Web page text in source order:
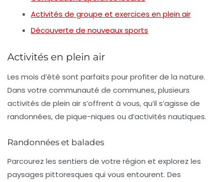
Activités de groupe et exercices en plein air
Découverte de nouveaux sports
Activités en plein air
Les mois d’été sont parfaits pour profiter de la nature.
Dans votre communauté de communes, plusieurs
activités de plein airs’offrent à vous, qu’il s’agisse de
randonnées, de pique-niques ou d’activités nautiques.
Randonnées et balades
Parcourez les sentiers de votre région et explorez les
paysages pittoresques qui vous entourent. Des